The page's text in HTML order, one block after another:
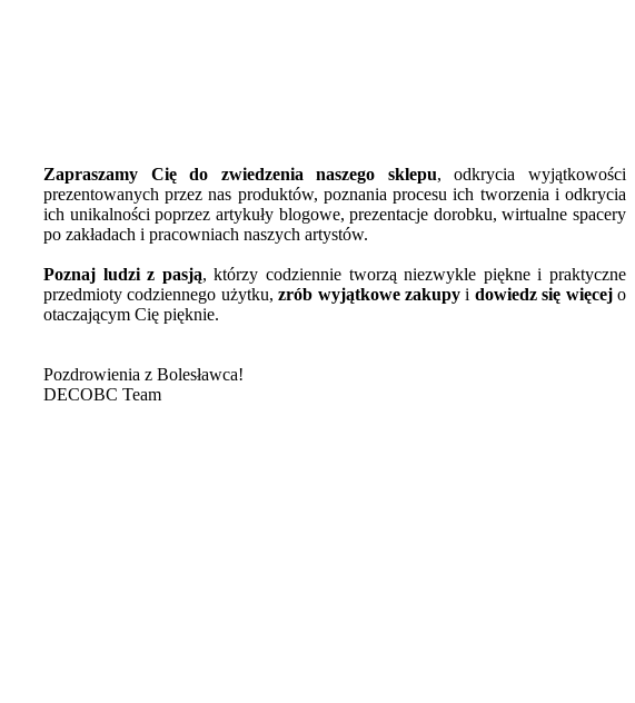
Zapraszamy Cię do zwiedzenia naszego sklepu, odkrycia wyjątkowości
prezentowanych przez nas produktów, poznania procesu ich tworzenia i odkrycia
ich unikalności poprzez artykuły blogowe, prezentacje dorobku, wirtualne spacery
po zakładach i pracowniach naszych artystów.
Poznaj ludzi z pasją, którzy codziennie tworzą niezwykle piękne i praktyczne
przedmioty codziennego użytku,zrób wyjątkowe zakupy i dowiedz się więcejo
otaczającym Cię pięknie.
Pozdrowienia z Bolesławca!
DECOBC Team